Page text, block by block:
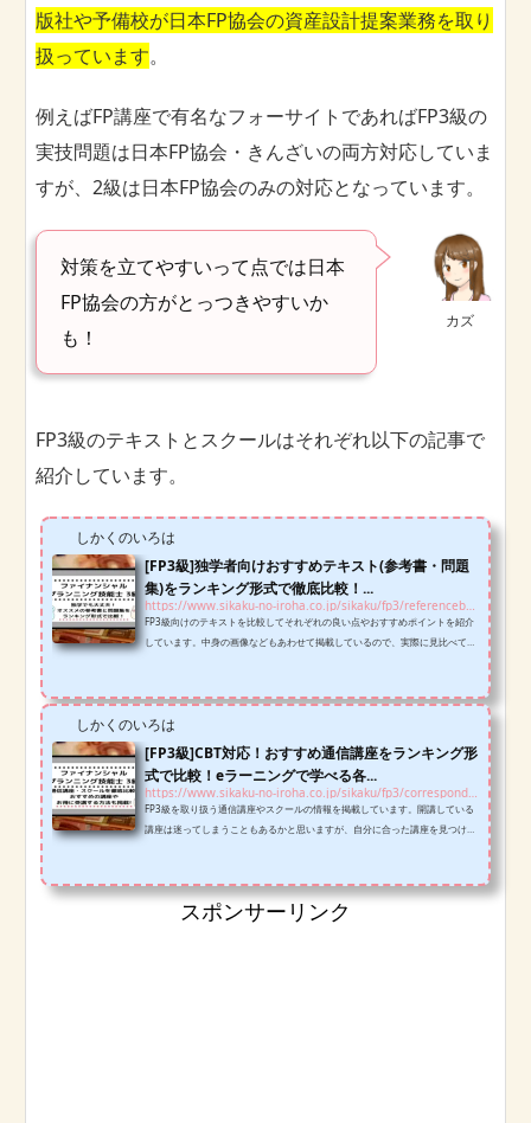
版社や予備校が日本FP協会の資産設計提案業務を取り
扱っています。
例えばFP講座で有名なフォーサイトであればFP3級の
実技問題は日本FP協会・きんざいの両方対応していま
すが、2級は日本FP協会のみの対応となっています。
カズ
対策を立てやすいって点では日本
FP協会の方がとっつきやすいか
も！
FP3級のテキストとスクールはそれぞれ以下の記事で
紹介しています。
しかくのいろは
[FP3級]独学者向けおすすめテキスト(参考書・問題
集)をランキング形式で徹底比較！...
https://www.sikaku-no-iroha.co.jp/sikaku/fp3/referencebooks-fp3
FP3級向けのテキストを比較してそれぞれの良い点やおすすめポイントを紹介
しています。中身の画像などもあわせて掲載しているので、実際に見比べて自
しかくのいろは
[FP3級]CBT対応！おすすめ通信講座をランキング形
式で比較！eラーニングで学べる各...
https://www.sikaku-no-iroha.co.jp/sikaku/fp3/correspondence-course-fp3
FP3級を取り扱う通信講座やスクールの情報を掲載しています。開講している
講座は迷ってしまうこともあるかと思いますが、自分に合った講座を見つけな
スポンサーリンク